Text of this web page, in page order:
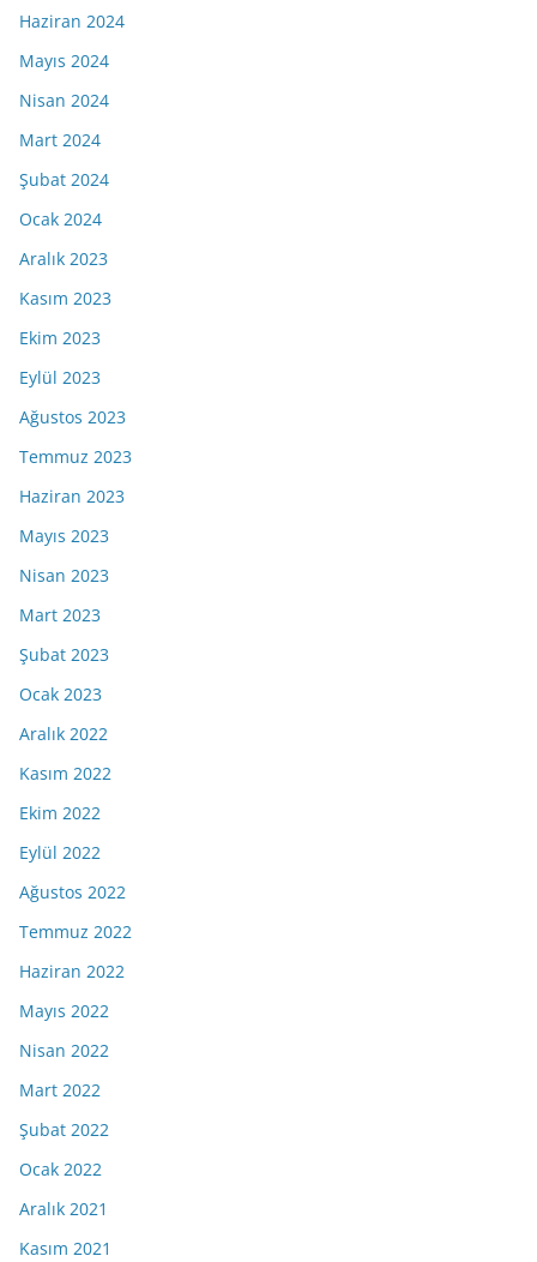
Haziran 2024
Mayıs 2024
Nisan 2024
Mart 2024
Şubat 2024
Ocak 2024
Aralık 2023
Kasım 2023
Ekim 2023
Eylül 2023
Ağustos 2023
Temmuz 2023
Haziran 2023
Mayıs 2023
Nisan 2023
Mart 2023
Şubat 2023
Ocak 2023
Aralık 2022
Kasım 2022
Ekim 2022
Eylül 2022
Ağustos 2022
Temmuz 2022
Haziran 2022
Mayıs 2022
Nisan 2022
Mart 2022
Şubat 2022
Ocak 2022
Aralık 2021
Kasım 2021